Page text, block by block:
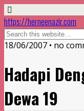
https://herneenazir.com
18/06/2007 • no
Hadapi
Dewa 19